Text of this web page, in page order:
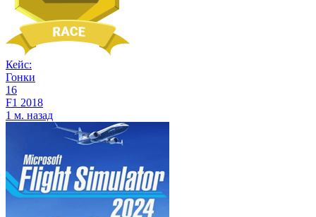
Кейс:
Гонки
16
F1 2018
1 м. назад